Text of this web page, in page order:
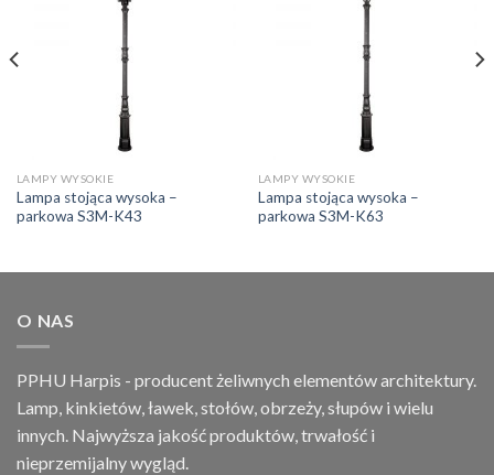
LAMPY WYSOKIE
Lampa stojąca wysoka –
parkowa S3M-K43
LAMPY WYSOKIE
Lampa stojąca wysoka –
parkowa S3M-K63
O NAS
PPHU Harpis - producent żeliwnych elementów architektury.
Lamp, kinkietów, ławek, stołów, obrzeży, słupów i wielu
innych. Najwyższa jakość produktów, trwałość i
nieprzemijalny wygląd.